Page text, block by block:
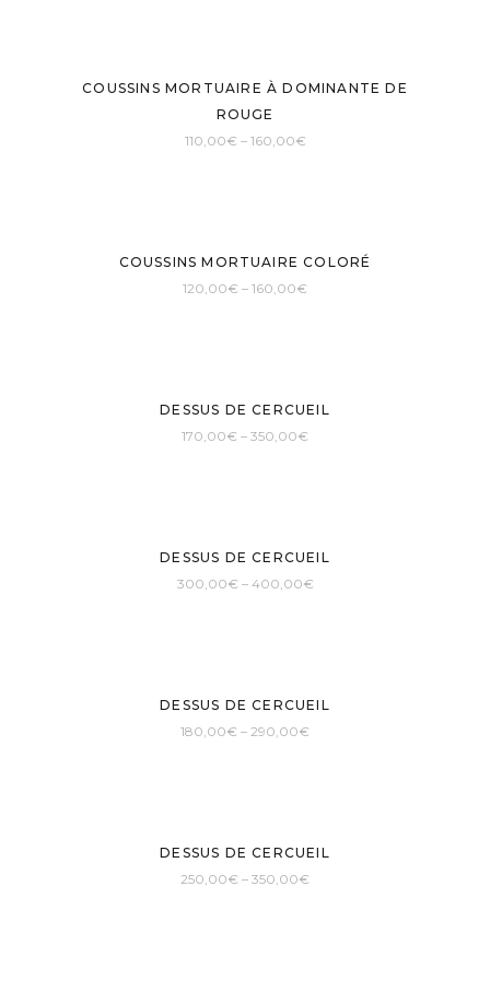
COUSSINS MORTUAIRE À DOMINANTE DE
ROUGE
110,00€ – 160,00€
COUSSINS MORTUAIRE COLORÉ
120,00€ – 160,00€
DESSUS DE CERCUEIL
170,00€ – 350,00€
DESSUS DE CERCUEIL
300,00€ – 400,00€
DESSUS DE CERCUEIL
180,00€ – 290,00€
DESSUS DE CERCUEIL
250,00€ – 350,00€